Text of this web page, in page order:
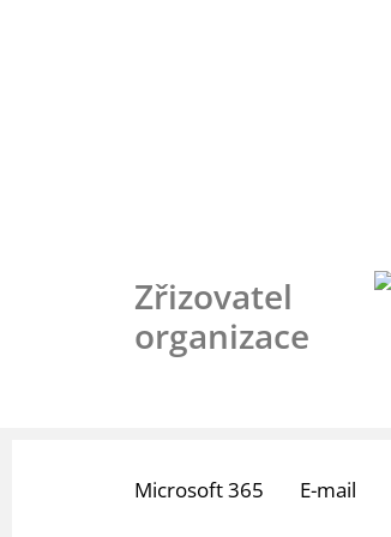
Zřizovatel
organizace
Microsoft 365 E-mail